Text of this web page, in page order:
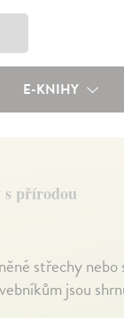
E-KNIHY
přírodou
střechy
jsou